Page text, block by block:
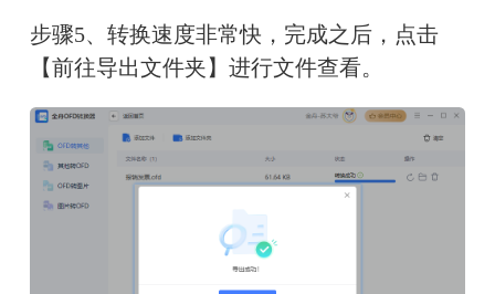
步骤5、转换速度非常快，完成之后，点击
【前往导出文件夹】进行文件查看。